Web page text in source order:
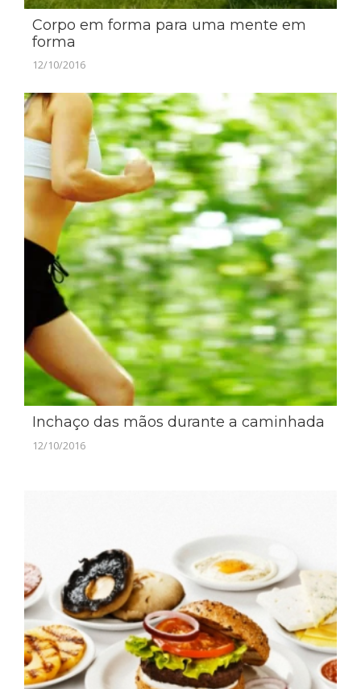
Corpo em forma para uma mente em
forma
12/10/2016
Inchaço das mãos durante a caminhada
12/10/2016